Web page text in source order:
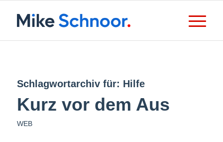
Schlagwortarchiv für: Hilfe
Kurz vor dem Aus
WEB